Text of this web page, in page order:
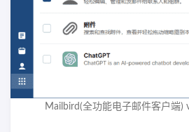
Mailbird(全功能电子邮件客户端)